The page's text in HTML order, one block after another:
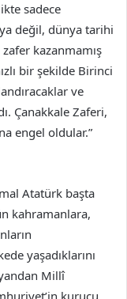
sadece
değil, dünya tarihi
kazanmamış
bir şekilde Birinci
ve
Çanakkale Zaferi,
engel oldular.”
Atatürk başta
kahramanlara,
yaşadıklarını
Millî